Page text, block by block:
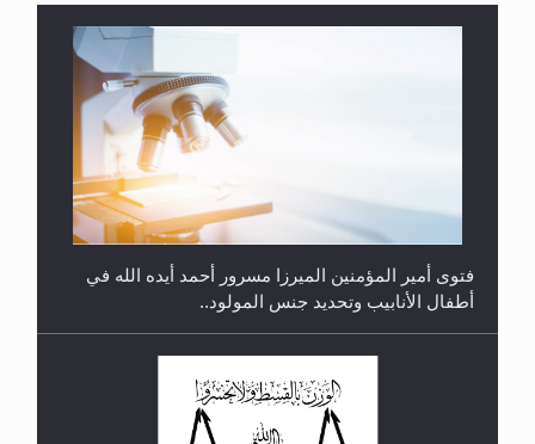
فتوى أمير المؤمنين الميرزا مسرور أحمد أيده الله في
أطفال الأنابيب وتحديد جنس المولود..